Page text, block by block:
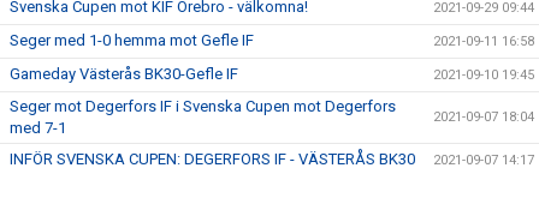
Svenska Cupen mot KIF Örebro - välkomna! 2021-09-29 09:44
Seger med 1-0 hemma mot Gefle IF 2021-09-11 16:58
Gameday Västerås BK30-Gefle IF 2021-09-10 19:45
Seger mot Degerfors IF i Svenska Cupen mot Degerfors
med 7-1
2021-09-07 18:04
INFÖR SVENSKA CUPEN: DEGERFORS IF - VÄSTERÅS BK30 2021-09-07 14:17